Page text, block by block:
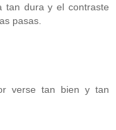
tan dura y el contraste
pasas.
verse tan bien y tan